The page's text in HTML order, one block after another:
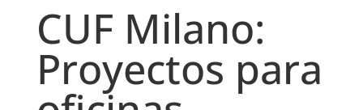
CUF Milano:
Proyectos para